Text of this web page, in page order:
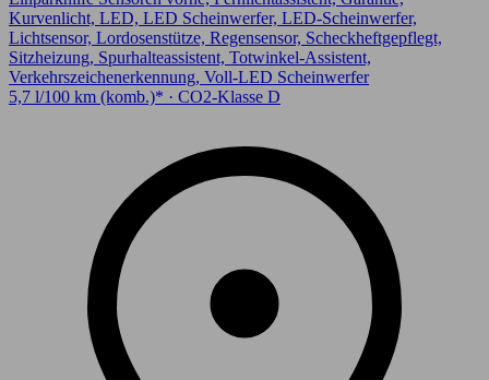
Kurvenlicht, LED, LED Scheinwerfer, LED-Scheinwerfer,
Lichtsensor, Lordosenstütze, Regensensor, Scheckheftgepflegt,
Sitzheizung, Spurhalteassistent, Totwinkel-Assistent,
Verkehrszeichenerkennung, Voll-LED Scheinwerfer
5,7 l/100 km (komb.)* · CO2-Klasse D